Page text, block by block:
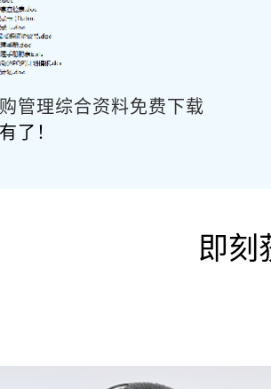
管理综合资料免费下载
了！
即刻